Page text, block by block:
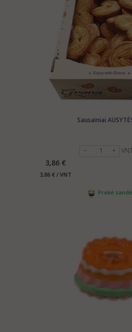
Sausainiai
VNT
3,86 €
3,86 € / VNT
Prekė